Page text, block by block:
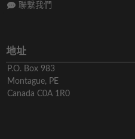
聯繫我們
地址
P.O. Box 983
Montague, PE
Canada C0A 1R0